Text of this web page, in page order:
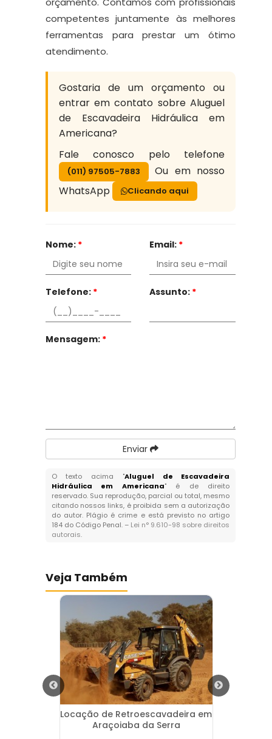
competentes juntamente às melhores
ferramentas para prestar um ótimo
atendimento.
Gostaria de um orçamento ou
entrar em contato sobre Aluguel
de Escavadeira Hidráulica em
Americana?
Fale conosco pelo telefone
(011) 97505-7883
Ou em nosso
WhatsApp
Clicando aqui
Nome: * Email: *
Telefone: * Assunto: *
Mensagem: *
Enviar
O texto acima "Aluguel de Escavadeira
Hidráulica em Americana" é de direito
reservado. Sua reprodução, parcial ou total, mesmo
citando nossos links, é proibida sem a autorização
do autor. Plágio é crime e está previsto no artigo
184 do Código Penal. – Lei n° 9.610-98 sobre direitos
autorais.
Veja Também
Locação de Retroescavadeira em
Araçoiaba da Serra